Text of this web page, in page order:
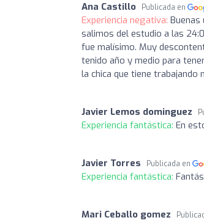
Ana Castillo Publicada en
Experiencia negativa:
salimos del estudio a las
fue malísimo. Muy
tenido año y medio para
la chica que tiene
Javier Lemos dominguez
Experiencia fantástica: En
Javier Torres Publicada en
Experiencia fantástica:
Mari Ceballo gomez